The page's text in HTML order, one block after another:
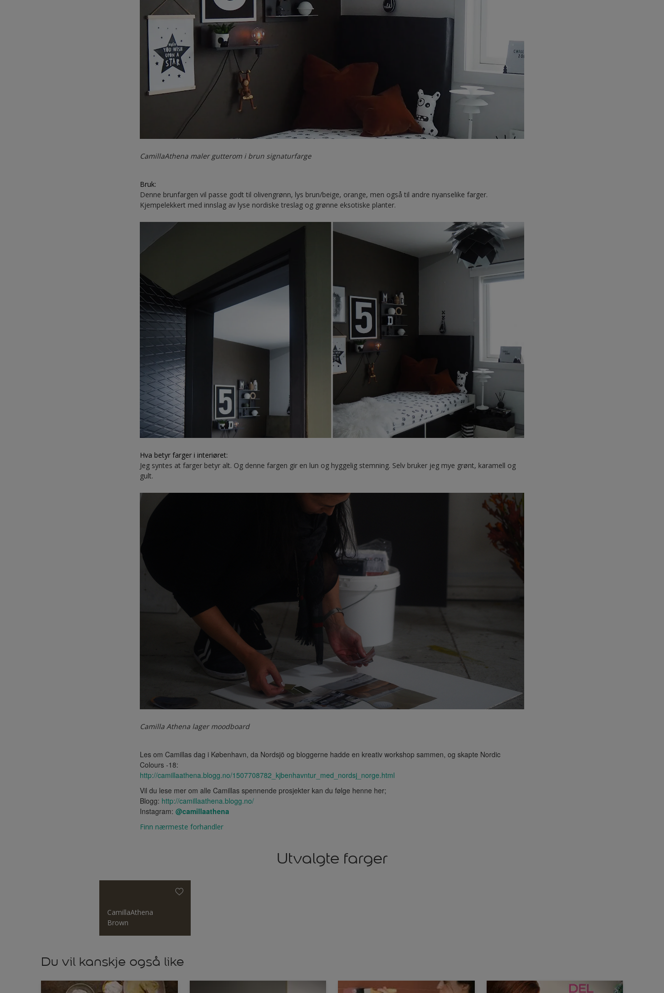
CamillaAthena maler gutterom i brun signaturfarge
Bruk:
Denne brunfargen vil passe godt til olivengrønn, lys brun/beige, orange, men også til andre nyanselike farger.
Kjempelekkert med innslag av lyse nordiske treslag og grønne eksotiske planter.
Hva betyr farger i interiøret:
Jeg syntes at farger betyr alt. Og denne fargen gir en lun og hyggelig stemning. Selv bruker jeg mye grønt, karamell og
gult.
Camilla Athena lager moodboard
Les om Camillas dag i København, da Nordsjö og bloggerne hadde en kreativ workshop sammen, og skapte Nordic
Colours -18:
http://camillaathena.blogg.no/1507708782_kjbenhavntur_med_nordsj_norge.html
Vil du lese mer om alle Camillas spennende prosjekter kan du følge henne her;
Blogg: http://camillaathena.blogg.no/
Instagram:@camillaathena
Finn nærmeste forhandler
Utvalgte farger
CamillaAthena
Brown
Du vil kanskje også like